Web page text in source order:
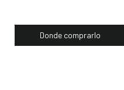
Donde comprarlo